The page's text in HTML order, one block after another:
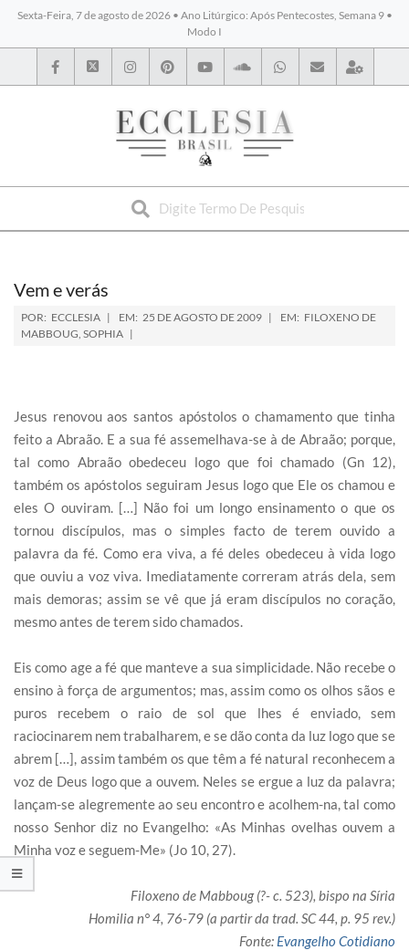
Sexta-Feira, 7 de agosto de 2026 • Ano Litúrgico: Após Pentecostes, Semana 9 •
Modo I
BYBLOS
Vem e verás
POR: ECCLESIA EM: 25 DE AGOSTO DE 2009 EM: FILOXENO DE
MABBOUG, SOPHIA
Jesus renovou aos santos apóstolos o chamamento que tinha
feito a Abraão. E a sua fé assemelhava-se à de Abraão; porque,
tal como Abraão obedeceu logo que foi chamado (Gn 12),
também os apóstolos seguiram Jesus logo que Ele os chamou e
eles O ouviram. […] Não foi um longo ensinamento o que os
tornou discípulos, mas o simples facto de terem ouvido a
palavra da fé. Como era viva, a fé deles obedeceu à vida logo
que ouviu a voz viva. Imediatamente correram atrás dela, sem
mais demoras; assim se vê que já eram discípulos no coração,
mesmo antes de terem sido chamados.
Eis como age a fé que manteve a sua simplicidade. Não recebe o
ensino à força de argumentos; mas, assim como os olhos sãos e
puros recebem o raio de sol que lhes é enviado, sem
raciocinarem nem trabalharem, e se dão conta da luz logo que se
abrem […], assim também os que têm a fé natural reconhecem a
voz de Deus logo que a ouvem. Neles se ergue a luz da palavra;
lançam-se alegremente ao seu encontro e acolhem-na, tal como
nosso Senhor diz no Evangelho: «As Minhas ovelhas ouvem a
Minha voz e seguem-Me» (Jo 10, 27).
Filoxeno de Mabboug (?- c. 523), bispo na Síria
Homilia n° 4, 76-79 (a partir da trad. SC 44, p. 95 rev.)
Fonte: Evangelho Cotidiano